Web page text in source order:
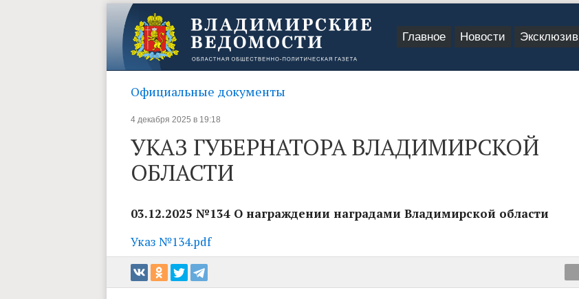
Главное Новости Эксклюзив
Официальные документы
4 декабря 2025 в 19:18
УКАЗ ГУБЕРНАТОРА ВЛАДИМИРСКОЙ
ОБЛАСТИ
03.12.2025 №134 О награждении наградами Владимирской области
Указ №134.pdf